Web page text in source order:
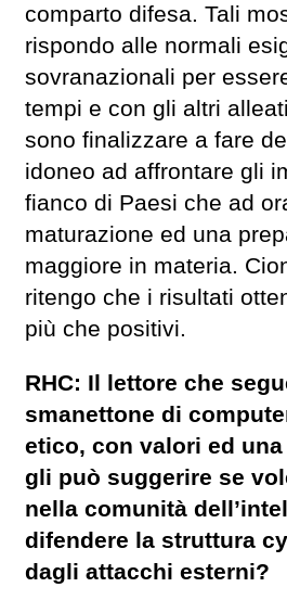
comparto difesa. Tali
rispondo alle normali
sovranazionali per
tempi e con gli altri
sono finalizzare a fare
idoneo ad affrontare gli
fianco di Paesi che ad
maturazione ed una
maggiore in materia.
ritengo che i risultati
più che positivi.
RHC: Il lettore che
smanettone di
etico, con valori ed
gli può suggerire se
nella comunità
difendere la struttura
dagli attacchi esterni?